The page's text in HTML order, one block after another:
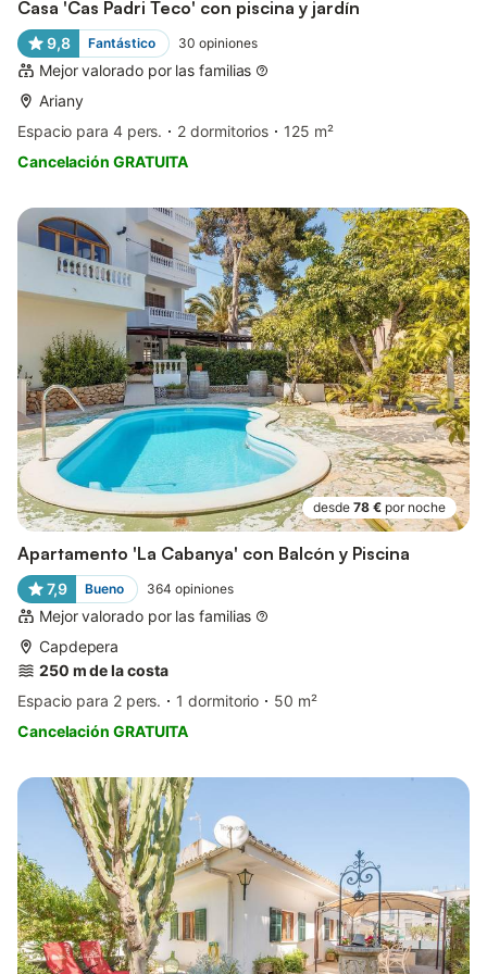
Casa 'Cas Padri Teco' con piscina y jardín
9,8 Fantástico 30 opiniones
Mejor valorado por las familias
Ariany
Espacio para 4 pers.
2 dormitorios
125 m²
Cancelación GRATUITA
desde 78 € por noche
Apartamento 'La Cabanya' con Balcón y Piscina
7,9 Bueno 364 opiniones
Mejor valorado por las familias
Capdepera
250 m de la costa
Espacio para 2 pers.
1 dormitorio
50 m²
Cancelación GRATUITA